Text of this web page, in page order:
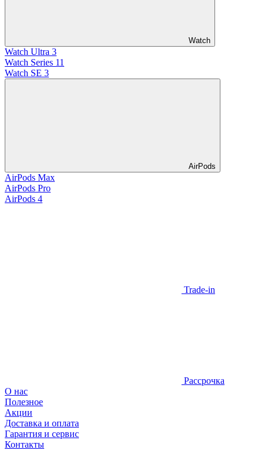
Watch
Watch Ultra 3
Watch Series 11
Watch SE 3
AirPods
AirPods Max
AirPods Pro
AirPods 4
Trade-in
Рассрочка
О нас
Полезное
Акции
Доставка и оплата
Гарантия и сервис
Контакты